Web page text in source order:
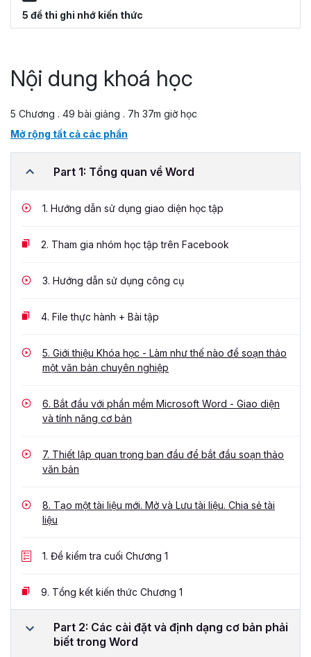
5 đề thi ghi nhớ kiến thức
Nội dung khoá học
5 Chương . 49 bài giảng . 7h 37m giờ học
Mở rộng tất cả các phần
Part 1: Tổng quan về Word
1. Hướng dẫn sử dụng giao diện học tập
2. Tham gia nhóm học tập trên Facebook
3. Hướng dẫn sử dụng công cụ
4. File thực hành + Bài tập
5. Giới thiệu Khóa học - Làm như thế nào để soạn thảo
một văn bản chuyên nghiệp
6. Bắt đầu với phần mềm Microsoft Word - Giao diện
và tính năng cơ bản
7. Thiết lập quan trọng ban đầu để bắt đầu soạn thảo
văn bản
8. Tạo một tài liệu mới. Mở và Lưu tài liệu. Chia sẻ tài
liệu
1. Đề kiểm tra cuối Chương 1
9. Tổng kết kiến thức Chương 1
Part 2: Các cài đặt và định dạng cơ bản phải
biết trong Word